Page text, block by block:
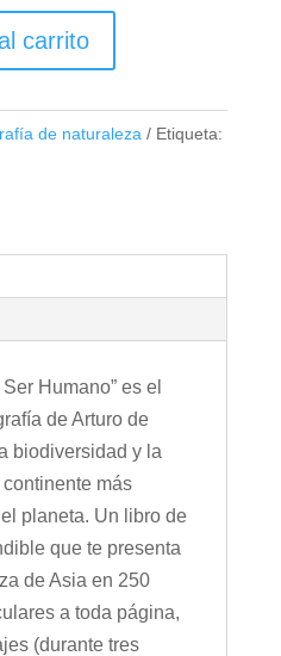
carrito
de naturaleza
Etiqueta:
Humano” es el
de Arturo de
biodiversidad y la
más
planeta. Un libro de
que te presenta
de Asia en 250
a toda página,
(durante tres